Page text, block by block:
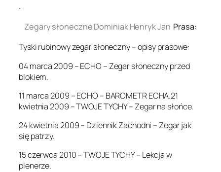
.
Zegary słoneczne Dominiak Henryk Jan Prasa:
Tyski rubinowy zegar słoneczny – opisy prasowe:
04 marca 2009 – ECHO – Zegar słoneczny przed
blokiem.
11 marca 2009 – ECHO – BAROMETR ECHA.21
kwietnia 2009 – TWOJE TYCHY – Zegar na słońce.
24 kwietnia 2009 – Dziennik Zachodni – Zegar jak
się patrzy.
15 czerwca 2010 – TWOJE TYCHY – Lekcja w
plenerze.